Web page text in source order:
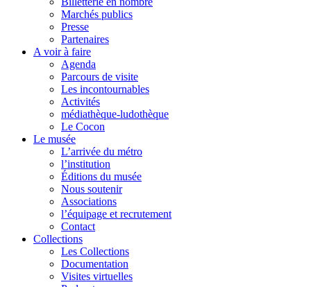
Marchés publics
Presse
Partenaires
A voir à faire
Agenda
Parcours de visite
Les incontournables
Activités
médiathèque-ludothèque
Le Cocon
Le musée
L’arrivée du métro
l’institution
Éditions du musée
Nous soutenir
Associations
l’équipage et recrutement
Contact
Collections
Les Collections
Documentation
Visites virtuelles